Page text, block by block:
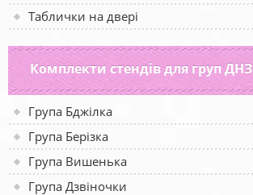
Таблички на двері
Комплекти стендів для груп ДНЗ
Група Бджілка
Група Берізка
Група Вишенька
Група Дзвіночки